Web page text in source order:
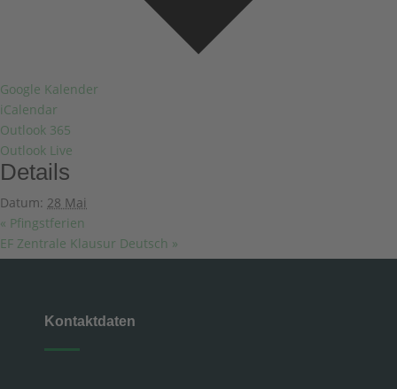
Google Kalender
iCalendar
Outlook 365
Outlook Live
Details
Datum: 28 Mai
« Pfingstferien
EF Zentrale Klausur Deutsch »
Kontaktdaten